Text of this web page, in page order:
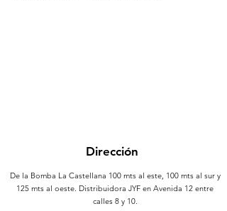
Dirección
De la Bomba La Castellana 100 mts al este, 100 mts al sur y
125 mts al oeste. Distribuidora JYF en Avenida 12 entre
calles 8 y 10.